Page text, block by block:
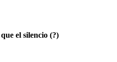
el silencio (?)